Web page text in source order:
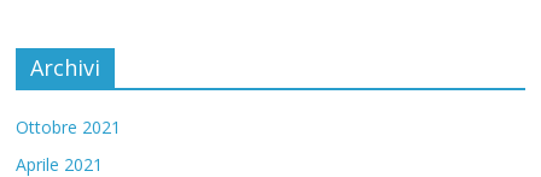
Archivi
Ottobre 2021
Aprile 2021